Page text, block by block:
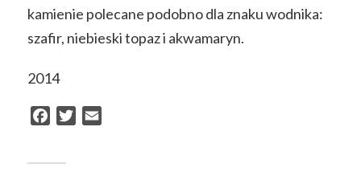
kamienie polecane podobno dla znaku wodnika:
szafir, niebieski topaz i akwamaryn.
2014
Facebook
Twitter